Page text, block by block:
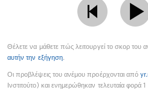
Θέλετε να μάθετε πώς λειτουργεί το σκορ του
αυτήν την εξήγηση.
Οι προβλέψεις του ανέμου προέρχονται από
Ινστιτούτο) και ενημερώθηκαν τελευταία